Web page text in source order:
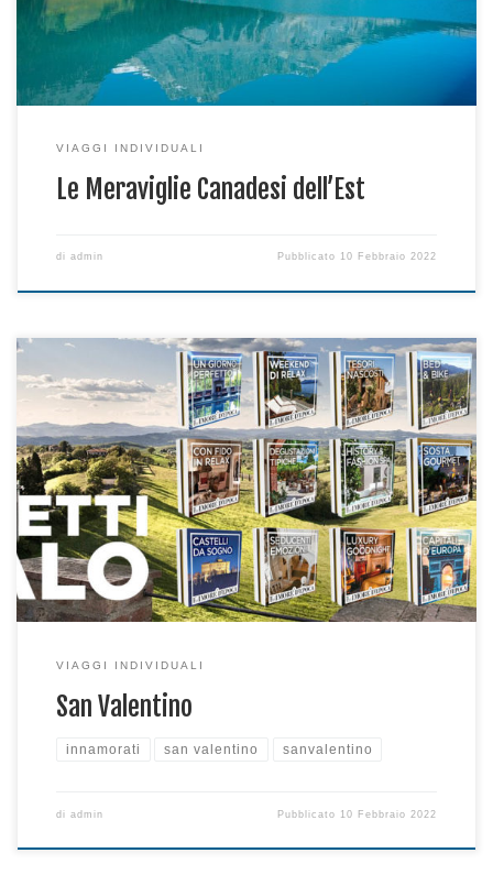
Omega, il favoloso […]
VIAGGI INDIVIDUALI
Le Meraviglie Canadesi dell’Est
di admin Pubblicato 10 Febbraio 2022
Per il vostro San Valentino.. INSIEME…. Vi proponiamo alcune
delle nostre meravigliose Dimore, per tutte le esigenze:
Lusso… Relax… Degustazioni… Benessere… Vi aspettiamo in
agenzia per i dettagli
VIAGGI INDIVIDUALI
San Valentino
innamorati san valentino sanvalentino
di admin Pubblicato 10 Febbraio 2022